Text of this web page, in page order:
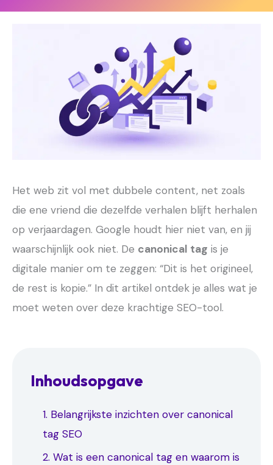
Het web zit vol met dubbele content, net zoals
die ene vriend die dezelfde verhalen blijft herhalen
op verjaardagen. Google houdt hier niet van, en jij
waarschijnlijk ook niet. De canonical tag is je
digitale manier om te zeggen: “Dit is het origineel,
de rest is kopie.” In dit artikel ontdek je alles wat je
moet weten over deze krachtige SEO-tool.
Inhoudsopgave
1. Belangrijkste inzichten over canonical
tag SEO
2. Wat is een canonical tag en waarom is